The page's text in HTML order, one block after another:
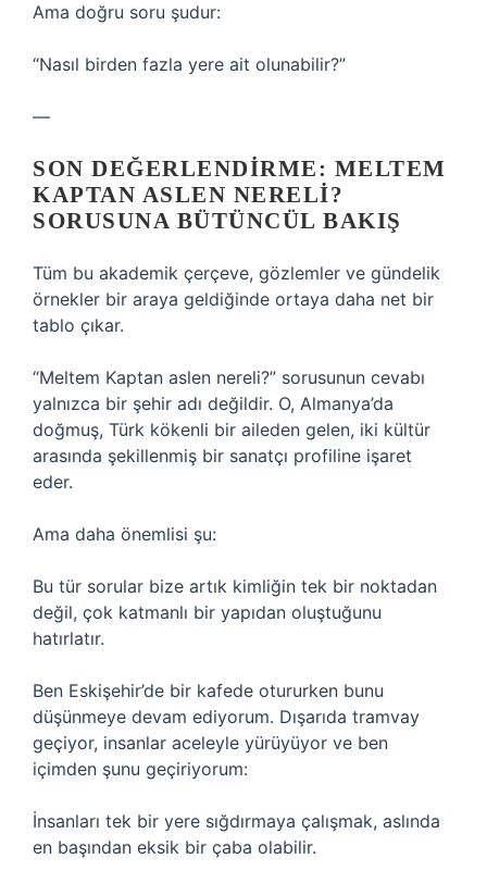
Ama doğru soru şudur:
“Nasıl birden fazla yere ait olunabilir?”
—
SON DEĞERLENDIRME: MELTEM
KAPTAN ASLEN NERELI?
SORUSUNA BÜTÜNCÜL BAKIŞ
Tüm bu akademik çerçeve, gözlemler ve gündelik
örnekler bir araya geldiğinde ortaya daha net bir
tablo çıkar.
“Meltem Kaptan aslen nereli?” sorusunun cevabı
yalnızca bir şehir adı değildir. O, Almanya’da
doğmuş, Türk kökenli bir aileden gelen, iki kültür
arasında şekillenmiş bir sanatçı profiline işaret
eder.
Ama daha önemlisi şu:
Bu tür sorular bize artık kimliğin tek bir noktadan
değil, çok katmanlı bir yapıdan oluştuğunu
hatırlatır.
Ben Eskişehir’de bir kafede otururken bunu
düşünmeye devam ediyorum. Dışarıda tramvay
geçiyor, insanlar aceleyle yürüyüyor ve ben
içimden şunu geçiriyorum:
İnsanları tek bir yere sığdırmaya çalışmak, aslında
en başından eksik bir çaba olabilir.